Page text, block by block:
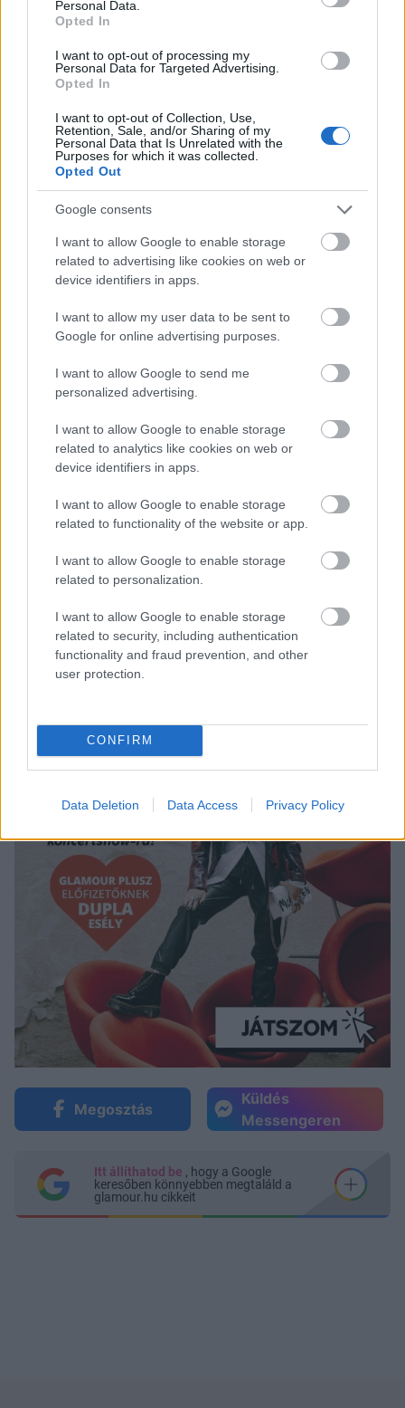
Personal Data.
Opted In
I want to opt-out of processing my
Personal Data for Targeted Advertising.
Opted In
I want to opt-out of Collection, Use,
Retention, Sale, and/or Sharing of my
Personal Data that Is Unrelated with the
Purposes for which it was collected.
Opted Out
Google consents
I want to allow Google to enable storage
related to advertising like cookies on web or
device identifiers in apps.
I want to allow my user data to be sent to
Google for online advertising purposes.
I want to allow Google to send me
personalized advertising.
I want to allow Google to enable storage
related to analytics like cookies on web or
device identifiers in apps.
I want to allow Google to enable storage
related to functionality of the website or app.
I want to allow Google to enable storage
related to personalization.
I want to allow Google to enable storage
related to security, including authentication
functionality and fraud prevention, and other
user protection.
CONFIRM
Data Deletion Data Access Privacy Policy
Katalin hercegné és Vilmos herceg
hivatalosan is megkapták, ami járt
nekik
Kamilla többek között azt is bejelentette, hogy a The
Queen's Reading Room júniusban megrendezi első
irodalmi fesztiválját a Hampton Court-palotában.
Károly királyis csatlakozott az eseményen.
Olvass még a királyi család
életéről:
király
Feltűnt már ez a furcsa szokás Katalin hercegné
és Vilmos herceg testbeszédében?
Ezért lesz Károly király koronázása a 21. század
Megosztás
Küldés
Messengeren
Itt állíthatod be , hogy a Google
keresőben könnyebben megtaláld a
glamour.hu cikkeit